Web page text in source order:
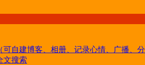
可自建博客、相册、记录心情、广播、
文搜索